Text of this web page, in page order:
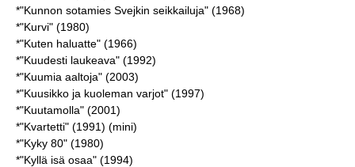
*"Kunnon sotamies Svejkin seikkailuja" (1968)
*"Kurvi" (1980)
*"Kuten haluatte" (1966)
*"Kuudesti laukeava" (1992)
*"Kuumia aaltoja" (2003)
*"Kuusikko ja kuoleman varjot" (1997)
*"Kuutamolla" (2001)
*"Kvartetti" (1991) (mini)
*"Kyky 80" (1980)
*"Kyllä isä osaa" (1994)